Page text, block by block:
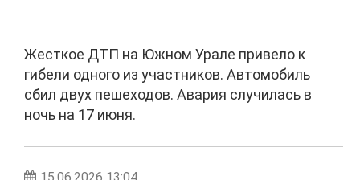
Жесткое ДТП на Южном Урале привело к
гибели одного из участников. Автомобиль
сбил двух пешеходов. Авария случилась в
ночь на 17 июня.